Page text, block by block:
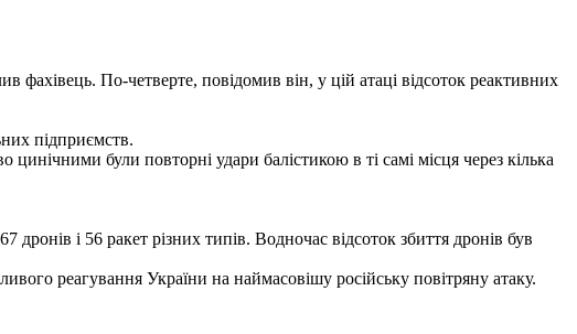
По-четверте, повідомив він, у цій атаці відсоток реактивних
підприємств.
були повторні удари балістикою в ті самі місця через кілька
і 56 ракет різних типів. Водночас відсоток збиття дронів був
реагування України на наймасовішу російську повітряну атаку.